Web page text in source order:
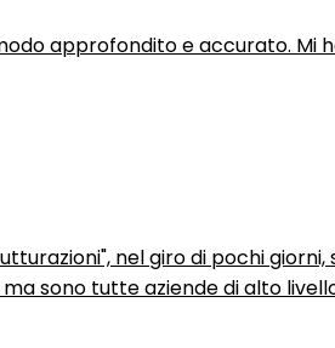
approfondito e accurato.
nel giro di pochi
sono tutte aziende di alto